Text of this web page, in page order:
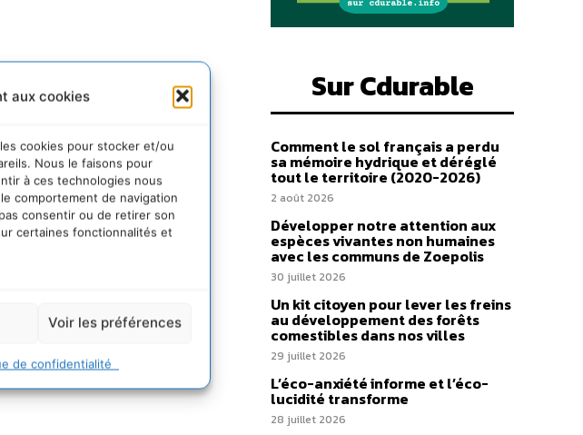
aux cookies
cookies pour stocker et/ou
Nous le faisons pour
à ces technologies nous
comportement de navigation
consentir ou de retirer son
certaines fonctionnalités et
Voir les préférences
de confidentialité
Sur Cdurable
Comment le sol français a perdu
sa mémoire hydrique et déréglé
tout le territoire (2020-2026)
2 août 2026
Développer notre attention aux
espèces vivantes non humaines
avec les communs de Zoepolis
30 juillet 2026
Un kit citoyen pour lever les freins
au développement des forêts
comestibles dans nos villes
29 juillet 2026
L’éco-anxiété informe et l’éco-
lucidité transforme
28 juillet 2026